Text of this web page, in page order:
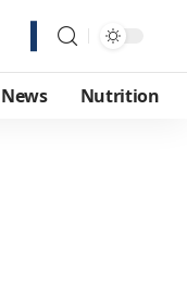
News Nutrition